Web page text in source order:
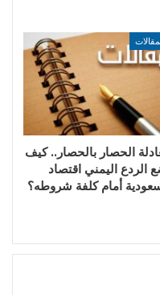
الحصار بالحصار.. كيف
الردع اليمني اقتصاد
أمام كلفة شروطه؟